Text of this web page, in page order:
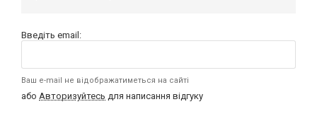
Введіть email:
Ваш e-mail не відображатиметься на сайті
або Авторизуйтесь для написання відгуку